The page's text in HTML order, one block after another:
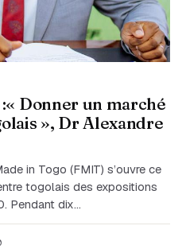
Donner un marché
», Dr Alexandre
in Togo (FMIT) s’ouvre ce
togolais des expositions
Pendant dix…